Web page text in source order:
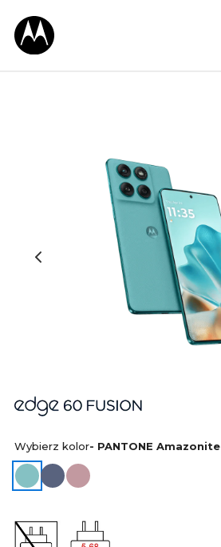
Wybierz kolor- PANTONE Amazonite